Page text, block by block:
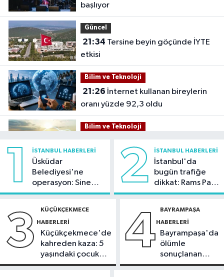
başlıyor
Güncel
21:34
etkisi
Bilim ve Teknoloji
21:26
oranı yüzde 92,3 oldu
Bilim ve Teknoloji
milyona ulaştı
Kültür Sanat
21:17
demeyin, önlemini alın
1 İSTANBUL HABERLERI
Üsküdar
Belediyesi'ne
operasyon: Sinem
Dedetaş'a
2 İSTANBUL HABERLERI
İstanbul'da
bugün trafiğe
dikkat: Rams Park
çevresinde bazı
3 KÜÇÜKÇEKMECE
HABERLERI
Küçükçekmece'de
kahreden kaza: 5
yaşındaki çocuk
yoğun bakımda
4 BAYRAMPAŞA
HABERLERI
Bayrampaşa'da
ölümle
sonuçlanan
kaza: Sürücü